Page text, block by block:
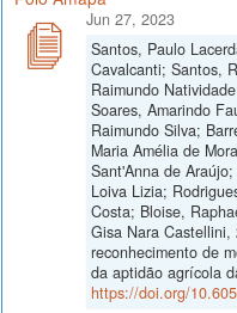
Jun 27, 2023
Santos, Paulo
Cavalcanti; Santos,
Raimundo
Soares, Amarindo
Raimundo Silva;
Maria Amélia de
Sant'Anna de
Loiva Lizia;
Costa; Bloise,
Gisa Nara
reconhecimento de
da aptidão agrícola
https://doi.org/